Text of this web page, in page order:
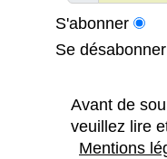
S'abonner
Se désabonner
Avant de
veuillez lire
Mentions